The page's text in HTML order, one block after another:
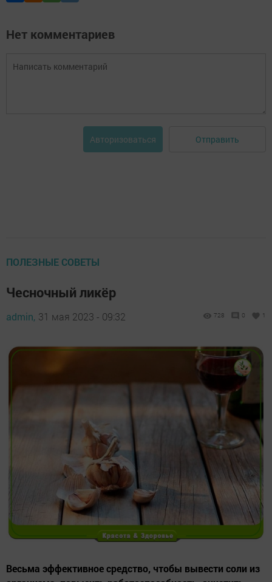
Нет комментариев
Авторизоваться Отправить
ПОЛЕЗНЫЕ СОВЕТЫ
Чесночный ликёр
admin, 31 мая 2023 - 09:32 728 0 1
Весьма эффективное средство, чтобы вывести соли из